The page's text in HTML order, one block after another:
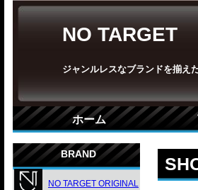
NO TARGET
ジャンルレスなブランドを揃え
ホーム
BRAND
NO TARGET ORIGINAL